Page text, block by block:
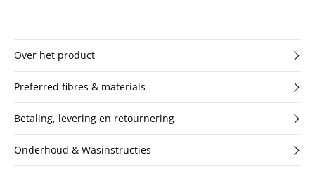
Over het product
Preferred fibres & materials
Betaling, levering en retournering
Onderhoud & Wasinstructies